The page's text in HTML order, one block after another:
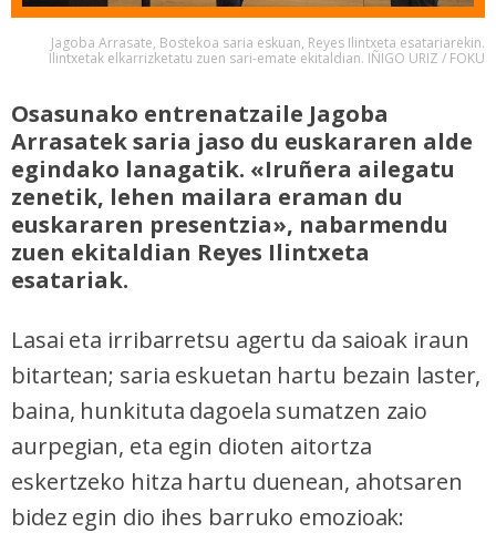
Jagoba Arrasate, Bostekoa saria eskuan, Reyes Ilintxeta esatariarekin.
Ilintxetak elkarrizketatu zuen sari-emate ekitaldian. IÑIGO URIZ / FOKU
Osasunako entrenatzaile Jagoba
Arrasatek saria jaso du euskararen alde
egindako lanagatik. «Iruñera ailegatu
zenetik, lehen mailara eraman du
euskararen presentzia», nabarmendu
zuen ekitaldian Reyes Ilintxeta
esatariak.
Lasai eta irribarretsu agertu da saioak iraun
bitartean; saria eskuetan hartu bezain laster,
baina, hunkituta dagoela sumatzen zaio
aurpegian, eta egin dioten aitortza
eskertzeko hitza hartu duenean, ahotsaren
bidez egin dio ihes barruko emozioak: